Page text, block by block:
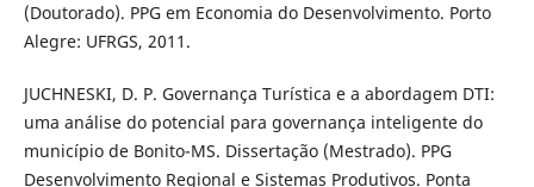
(Doutorado). PPG em Economia do Desenvolvimento. Porto
Alegre: UFRGS, 2011.
JUCHNESKI, D. P. Governança Turística e a abordagem DTI:
uma análise do potencial para governança inteligente do
município de Bonito-MS. Dissertação (Mestrado). PPG
Desenvolvimento Regional e Sistemas Produtivos. Ponta